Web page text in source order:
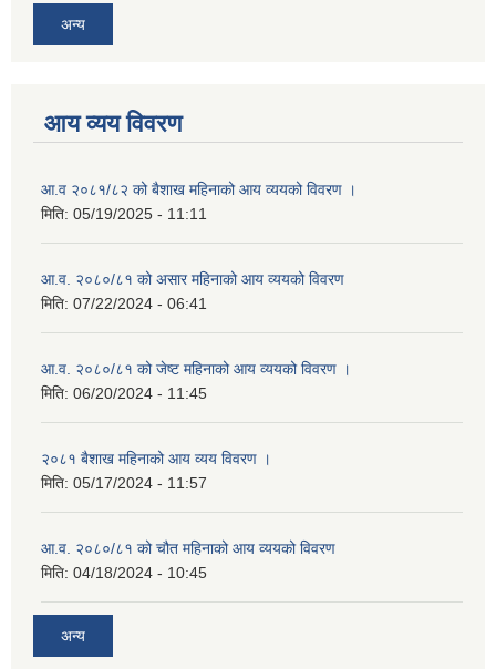
अन्य
आय व्यय विवरण
आ.व २०८१/८२ को बैशाख महिनाको आय व्ययको विवरण ।
मिति: 05/19/2025 - 11:11
आ.व. २०८०/८१ को असार महिनाको आय व्ययको विवरण
मिति: 07/22/2024 - 06:41
आ.व. २०८०/८१ को जेष्ट महिनाको आय व्ययको विवरण ।
मिति: 06/20/2024 - 11:45
२०८१ बैशाख महिनाको आय व्यय विवरण ।
मिति: 05/17/2024 - 11:57
आ.व. २०८०/८१ को चौत महिनाको आय व्ययको विवरण
मिति: 04/18/2024 - 10:45
अन्य